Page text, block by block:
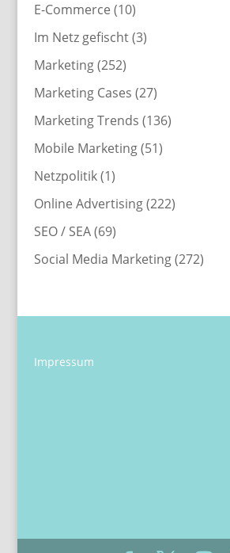
E-Commerce (10)
Im Netz gefischt(3)
Marketing(252)
Marketing Cases (27)
Marketing Trends (136)
Mobile Marketing(51)
Netzpolitik(1)
Online Advertising(222)
SEO / SEA(69)
Social Media Marketing(272)
Impressum